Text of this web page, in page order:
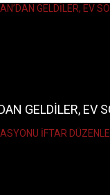
GELDİLER, EV